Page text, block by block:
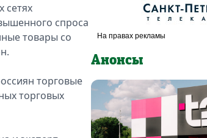
сетях
спроса
товары со
торговые
торговых
Анонсы